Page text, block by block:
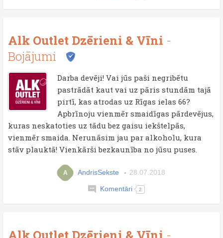
Alk Outlet Dzērieni & Vīni -
Bojājumi
Darba devēji! Vai jūs paši negribētu
pastrādāt kaut vai uz pāris stundām tajā
pirtī, kas atrodas uz Rīgas ielas 66?
Apbrīnoju vienmēr smaidīgas pārdevējus,
kuras neskatoties uz tādu bez gaisu iekštelpās,
vienmēr smaida. Nerunāsim jau par alkoholu, kura
stāv plauktā! Vienkārši bezkaunība no jūsu puses.
A AndrisSekste 28.07.2018
Komentāri 2